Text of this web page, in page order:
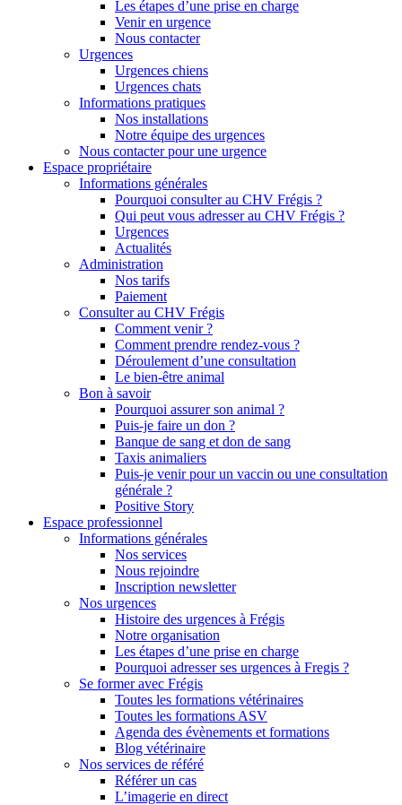
Les étapes d’une prise en charge
Venir en urgence
Nous contacter
Urgences
Urgences chiens
Urgences chats
Informations pratiques
Nos installations
Notre équipe des urgences
Nous contacter pour une urgence
Espace propriétaire
Informations générales
Pourquoi consulter au CHV Frégis ?
Qui peut vous adresser au CHV Frégis ?
Urgences
Actualités
Administration
Nos tarifs
Paiement
Consulter au CHV Frégis
Comment venir ?
Comment prendre rendez-vous ?
Déroulement d’une consultation
Le bien-être animal
Bon à savoir
Pourquoi assurer son animal ?
Puis-je faire un don ?
Banque de sang et don de sang
Taxis animaliers
Puis-je venir pour un vaccin ou une consultation
générale ?
Positive Story
Espace professionnel
Informations générales
Nos services
Nous rejoindre
Inscription newsletter
Nos urgences
Histoire des urgences à Frégis
Notre organisation
Les étapes d’une prise en charge
Pourquoi adresser ses urgences à Fregis ?
Se former avec Frégis
Toutes les formations vétérinaires
Toutes les formations ASV
Agenda des évènements et formations
Blog vétérinaire
Nos services de référé
Référer un cas
L’imagerie en direct